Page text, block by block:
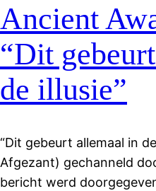
Ancient
“Dit
de illusie”
“Dit gebeurt allemaal in
Afgezant) gechanneld
bericht werd